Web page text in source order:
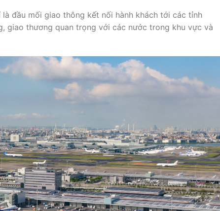
đầu mối giao thông kết nối hành khách tới các tỉnh
giao thương quan trọng với các nước trong khu vực và